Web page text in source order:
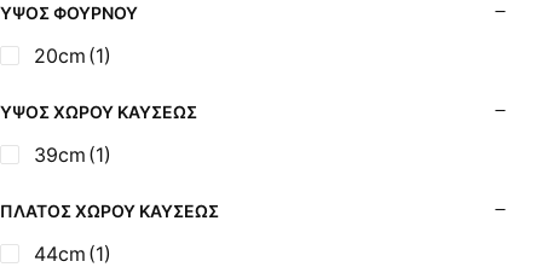
ΎΨΟΣ ΦΟΎΡΝΟΥ
20cm (1)
ΎΨΟΣ ΧΏΡΟΥ ΚΑΎΣΕΩΣ
39cm (1)
ΠΛΆΤΟΣ ΧΏΡΟΥ ΚΑΎΣΕΩΣ
44cm (1)